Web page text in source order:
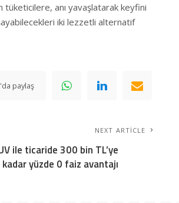
anı yavaşlatarak keyfini
iki lezzetli alternatif
paylaş
NEXT ARTICLE
ile ticaride 300 bin TL’ye
kadar yüzde 0 faiz avantajı